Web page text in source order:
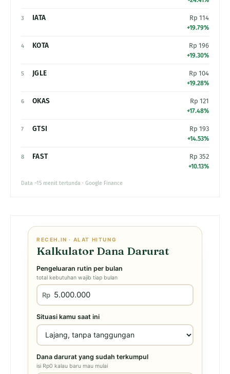
3 IATA Rp 114
+19.79%
4 KOTA Rp 196
+19.30%
5 JGLE Rp 104
+19.28%
6 OKAS Rp 121
+17.48%
7 GTSI Rp 193
+14.53%
8 FAST Rp 352
+10.13%
Data ~15 menit tertunda · Google Finance
RECEH.IN · ALAT HITUNG
Kalkulator Dana Darurat
Pengeluaran rutin per bulan
total kebutuhan wajib tiap bulan
Rp
Situasi kamu saat ini
Dana darurat yang sudah terkumpul
isi Rp0 kalau baru mau mulai